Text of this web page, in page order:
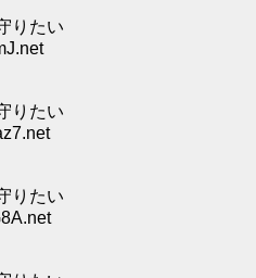
りたい
りたい
りたい